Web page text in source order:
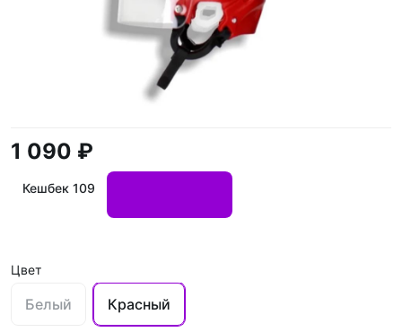
1 090 ₽
Кешбек 109
Цвет
Белый Красный